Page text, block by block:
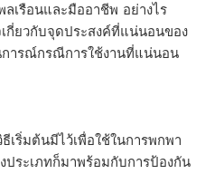
เรือนและมืออาชีพ อย่างไร
กี่ยวกับจุดประสงค์ที่แน่นอนของ
การณ์กรณีการใช้งานที่แน่นอน
เริ่มต้นมีไว้เพื่อใช้ในการพกพา
ระเภทก็มาพร้อมกับการป้องกัน